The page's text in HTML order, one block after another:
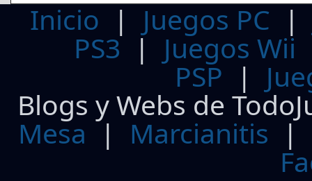
Inicio | Juegos PC
PS3| Juegos Wii
PSP |
Blogs y Webs de
Mesa | Marcianitis |